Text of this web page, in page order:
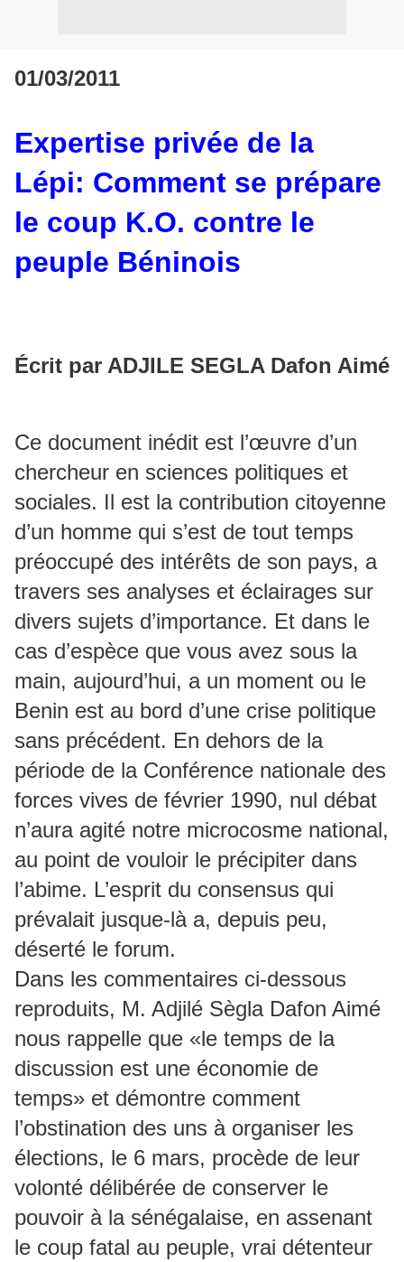
01/03/2011
Expertise privée de la
Lépi: Comment se prépare
le coup K.O. contre le
peuple Béninois
Écrit par ADJILE SEGLA Dafon Aimé
Ce document inédit est l’œuvre d’un
chercheur en sciences politiques et
sociales. Il est la contribution citoyenne
d’un homme qui s’est de tout temps
préoccupé des intérêts de son pays, a
travers ses analyses et éclairages sur
divers sujets d’importance. Et dans le
cas d’espèce que vous avez sous la
main, aujourd’hui, a un moment ou le
Benin est au bord d’une crise politique
sans précédent. En dehors de la
période de la Conférence nationale des
forces vives de février 1990, nul débat
n’aura agité notre microcosme national,
au point de vouloir le précipiter dans
l’abime. L’esprit du consensus qui
prévalait jusque-là a, depuis peu,
déserté le forum.
Dans les commentaires ci-dessous
reproduits, M. Adjilé Sègla Dafon Aimé
nous rappelle que «le temps de la
discussion est une économie de
temps» et démontre comment
l’obstination des uns à organiser les
élections, le 6 mars, procède de leur
volonté délibérée de conserver le
pouvoir à la sénégalaise, en assenant
le coup fatal au peuple, vrai détenteur